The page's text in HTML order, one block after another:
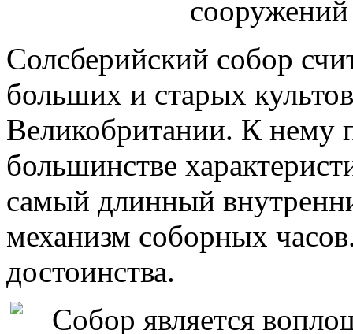
Солсберийский собор
больших и старых
Великобритании. К нему
большинстве
самый длинный
механизм соборных
достоинства.